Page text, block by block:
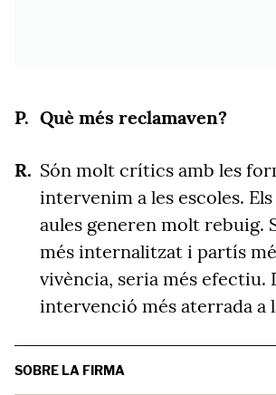
Què més reclamaven?
Són molt crítics amb les
intervenim a les escoles.
aules generen molt rebuig.
més internalitzat i partís
vivència, seria més efectiu.
intervenció més aterrada a
SOBRE LA FIRMA